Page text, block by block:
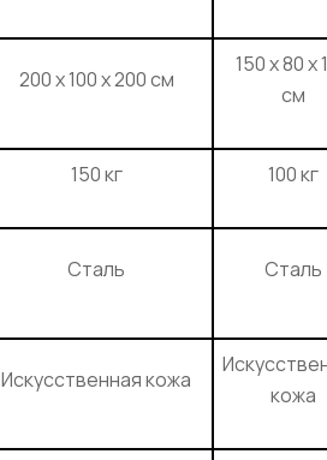
200 x 100 x 200 см
150 x 80 x
см
150 кг 100 кг
Сталь Сталь
Искусственная кожа
кожа